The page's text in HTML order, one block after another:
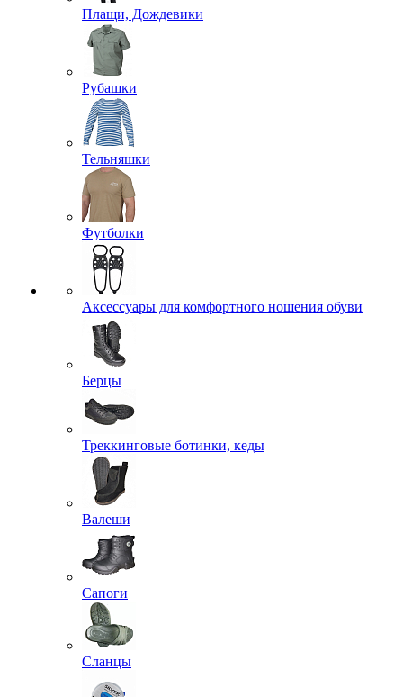
Плащи, Дождевики
Рубашки
Тельняшки
Футболки
Аксессуары для комфортного ношения обуви
Берцы
Треккинговые ботинки, кеды
Валеши
Сапоги
Сланцы